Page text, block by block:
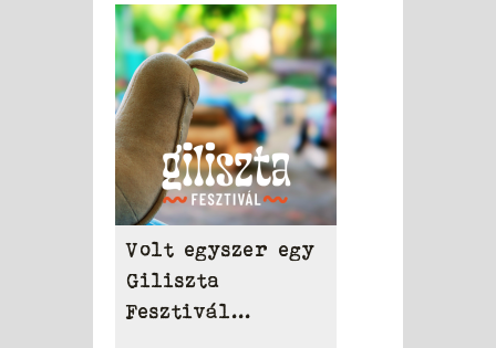
Volt egyszer egy
Giliszta
Fesztivál...